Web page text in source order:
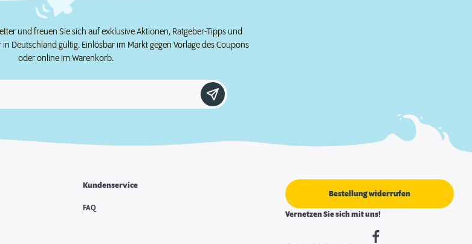
und freuen Sie sich auf exklusive Aktionen, Ratgeber-Tipps und
in Deutschland gültig. Einlösbar im Markt gegen Vorlage des Coupons
oder online im Warenkorb.
Kundenservice
FAQ
Bestellung widerrufen
Vernetzen Sie sich mit uns!